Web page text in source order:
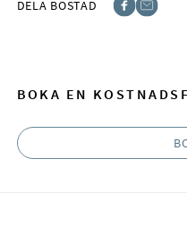
DELA BOSTAD
BOKA EN